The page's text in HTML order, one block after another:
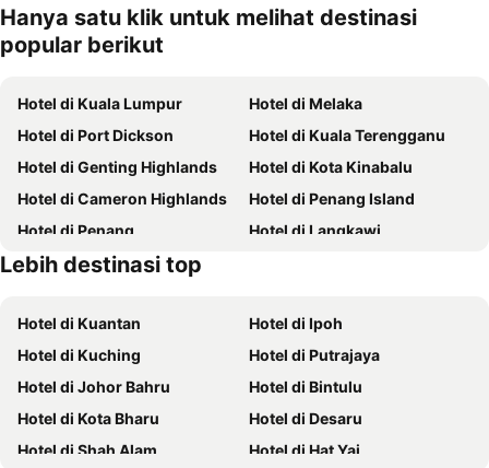
kesayanga
n
Hanya satu klik untuk melihat destinasi
popular berikut
Hotel di Kuala Lumpur
Hotel di Melaka
Hotel di Port Dickson
Hotel di Kuala Terengganu
Hotel di Genting Highlands
Hotel di Kota Kinabalu
Hotel di Cameron Highlands
Hotel di Penang Island
Hotel di Penang
Hotel di Langkawi
Hotel di Terengganu
Lebih destinasi top
Hotel di Kuantan
Hotel di Ipoh
Hotel di Kuching
Hotel di Putrajaya
Hotel di Johor Bahru
Hotel di Bintulu
Hotel di Kota Bharu
Hotel di Desaru
Hotel di Shah Alam
Hotel di Hat Yai